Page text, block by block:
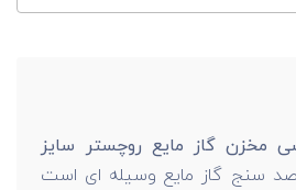
مخزن گاز مایع روچستر سایز
سنج گاز مایع وسیله ای است